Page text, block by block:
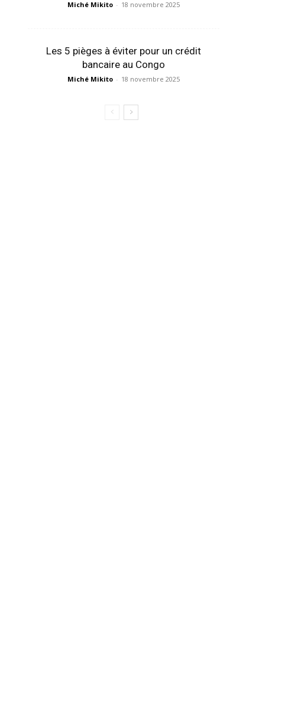
Miché Mikito - 18 novembre 2025
Les 5 pièges à éviter pour un crédit
bancaire au Congo
Miché Mikito - 18 novembre 2025